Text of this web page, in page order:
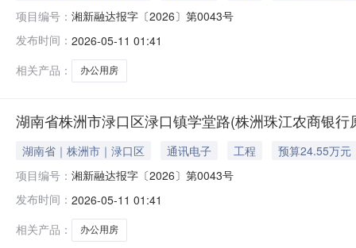
项目编号： 湘新融达报字〔2026〕第0043号
发布时间： 2026-05-11 01:41
相关产品：
办公用房
湖南省株洲市渌口区渌口镇学堂路(株洲珠江农商银行
湖南省｜株洲市｜渌口区 通讯电子 工程
预算24.55万元
项目编号： 湘新融达报字〔2026〕第0043号
发布时间： 2026-05-11 01:41
相关产品：
办公用房